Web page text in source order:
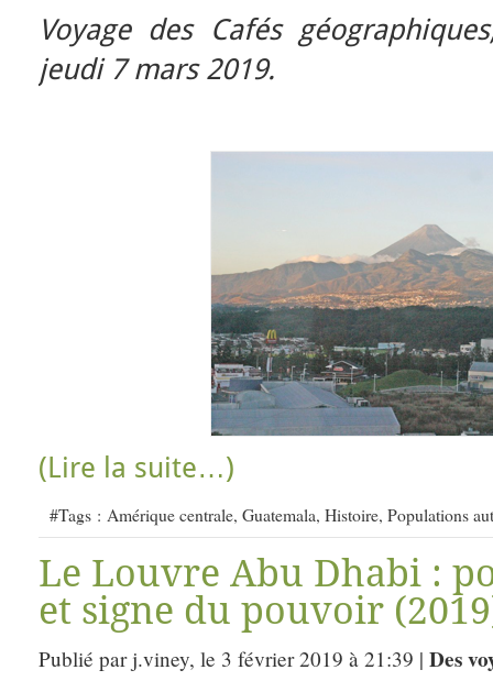
Voyage des Cafés
jeudi 7 mars 2019.
(Lire la suite…)
#Tags : Amérique centrale, Guatemala, Histoire, Populations
Le Louvre Abu Dhabi :
et signe du pouvoir
Publié par j.viney, le 3 février 2019 à 21:39 | Des